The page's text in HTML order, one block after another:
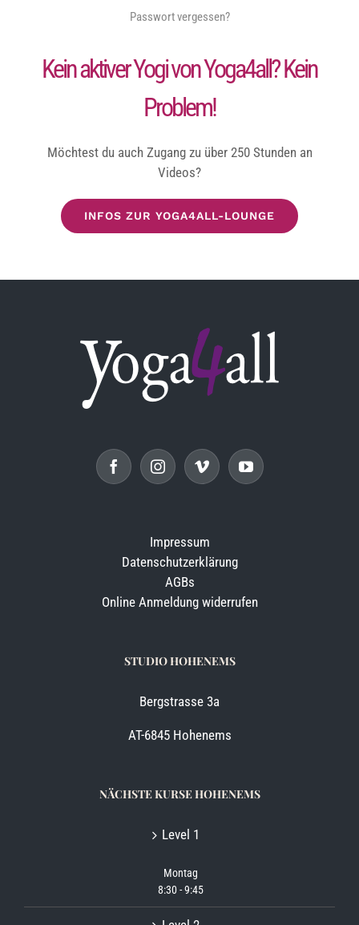
Passwort vergessen?
Kein aktiver Yogi von Yoga4all? Kein
Problem!
Möchtest du auch Zugang zu über 250 Stunden an
Videos?
INFOS ZUR YOGA4ALL-LOUNGE
Impressum
Datenschutzerklärung
AGBs
Online Anmeldung widerrufen
STUDIO HOHENEMS
Bergstrasse 3a
AT-6845 Hohenems
NÄCHSTE KURSE HOHENEMS
Level 1
Montag
8:30-9:45